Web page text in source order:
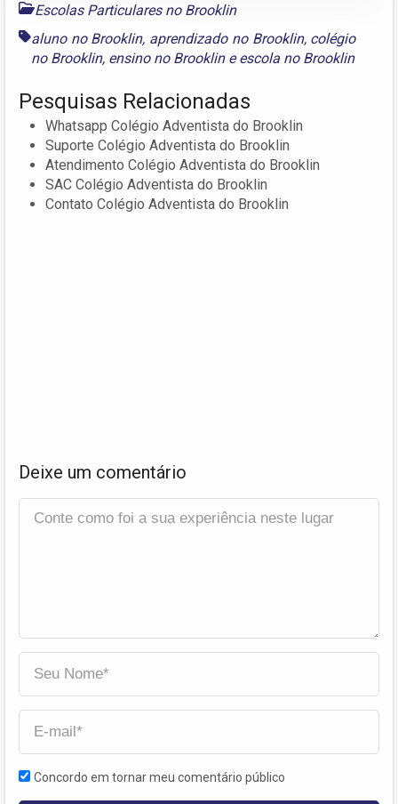
Escolas Particulares no Brooklin
aluno no Brooklin, aprendizado no Brooklin, colégio
no Brooklin, ensino no Brooklineescola no Brooklin
Pesquisas Relacionadas
Whatsapp Colégio Adventista do Brooklin
Suporte Colégio Adventista do Brooklin
Atendimento Colégio Adventista do Brooklin
SAC Colégio Adventista do Brooklin
Contato Colégio Adventista do Brooklin
Deixe um comentário
Concordo em tornar meu comentário público